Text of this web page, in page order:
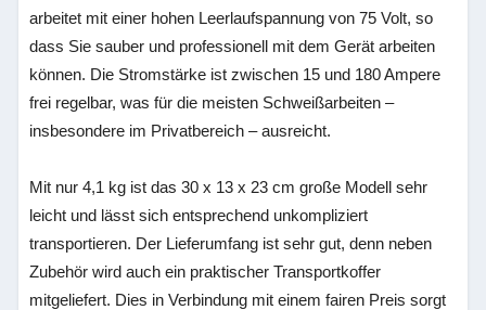
arbeitet mit einer hohen Leerlaufspannung von 75 Volt, so
dass Sie sauber und professionell mit dem Gerät arbeiten
können. Die Stromstärke ist zwischen 15 und 180 Ampere
frei regelbar, was für die meisten Schweißarbeiten –
insbesondere im Privatbereich – ausreicht.
Mit nur 4,1 kg ist das 30 x 13 x 23 cm große Modell sehr
leicht und lässt sich entsprechend unkompliziert
transportieren. Der Lieferumfang ist sehr gut, denn neben
Zubehör wird auch ein praktischer Transportkoffer
mitgeliefert. Dies in Verbindung mit einem fairen Preis sorgt